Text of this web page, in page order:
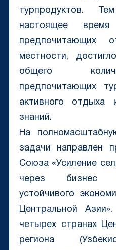
турпродуктов.
настоящее
предпочитающих
местности,
общего
предпочитающих
активного отдыха
знаний.
На
задачи направлен
Союза «Усиление
через бизнес
устойчивого
Центральной
четырех странах
региона